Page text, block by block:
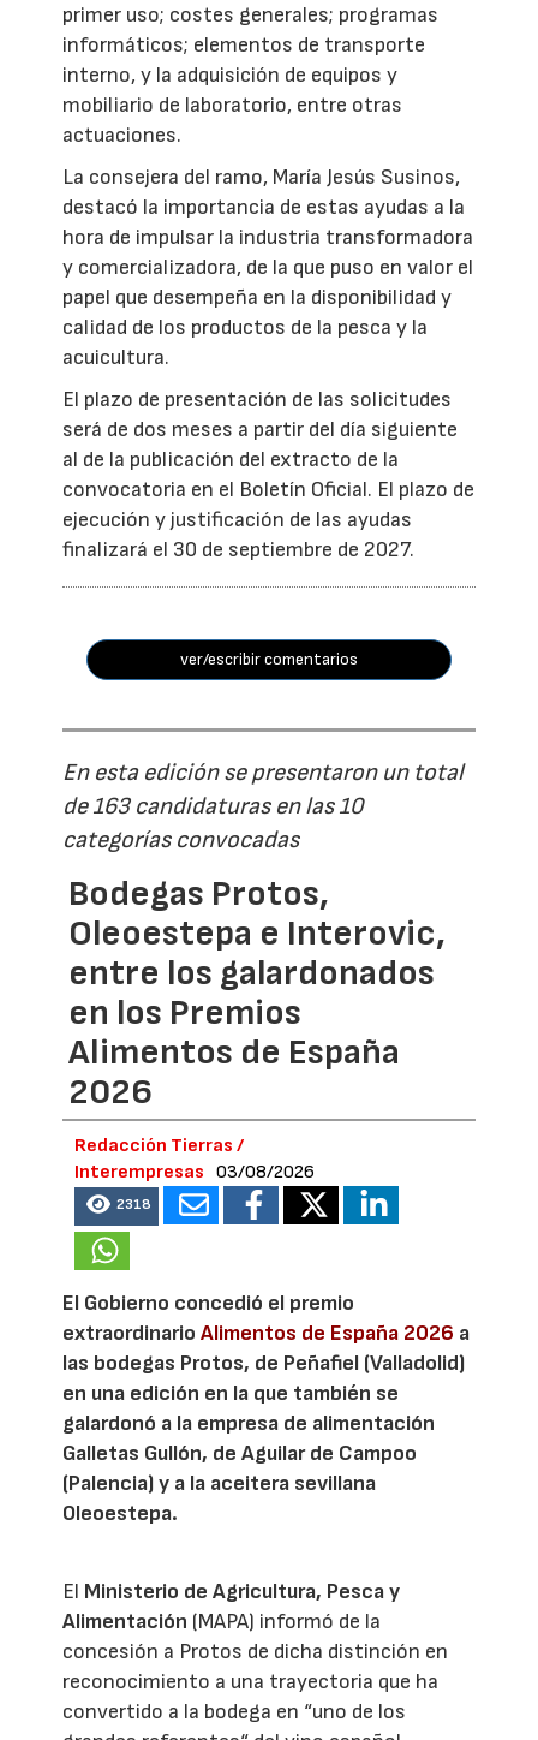
primer uso; costes generales; programas
informáticos; elementos de transporte
interno, y la adquisición de equipos y
mobiliario de laboratorio, entre otras
actuaciones.
La consejera del ramo, María Jesús Susinos,
destacó la importancia de estas ayudas a la
hora de impulsar la industria transformadora
y comercializadora, de la que puso en valor el
papel que desempeña en la disponibilidad y
calidad de los productos de la pesca y la
acuicultura.
El plazo de presentación de las solicitudes
será de dos meses a partir del día siguiente
al de la publicación del extracto de la
convocatoria en el Boletín Oficial. El plazo de
ejecución y justificación de las ayudas
finalizará el 30 de septiembre de 2027.
ver/escribir comentarios
En esta edición se presentaron un total
de 163 candidaturas en las 10
categorías convocadas
Bodegas Protos,
Oleoestepa e Interovic,
entre los galardonados
en los Premios
Alimentos de España
2026
Redacción Tierras /
Interempresas
03/08/2026
2318
El Gobierno concedió el premio
extraordinarioAlimentos de España 2026 a
las bodegas Protos, de Peñafiel (Valladolid)
en una edición en la que también se
galardonó a la empresa de alimentación
Galletas Gullón, de Aguilar de Campoo
(Palencia) y a la aceitera sevillana
Oleoestepa.
El Ministerio de Agricultura, Pesca y
Alimentación (MAPA) informó de la
concesión a Protos de dicha distinción en
reconocimiento a una trayectoria que ha
convertido a la bodega en “uno de los